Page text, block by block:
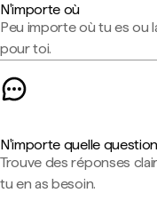
N'importe où
Peu importe où tu es ou
pour toi.
N'importe quelle question
Trouve des réponses
tu en as besoin.